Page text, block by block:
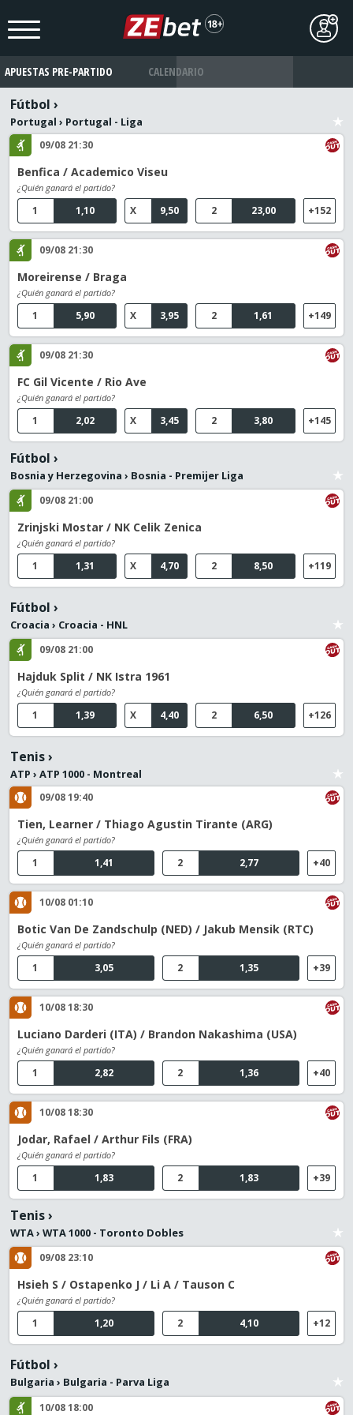
APUESTAS PRE-PARTIDO CALENDARIO
Fútbol ›
Portugal › Portugal - Liga
09/08 21:30
Benfica / Academico Viseu
¿Quién ganará el partido?
1,10
1 9,50
X 23,00
2 +152
09/08 21:30
Moreirense / Braga
¿Quién ganará el partido?
5,90
1 3,95
X 1,61
2 +149
09/08 21:30
FC Gil Vicente / Rio Ave
¿Quién ganará el partido?
2,02
1 3,45
X 3,80
2 +145
Fútbol ›
Bosnia y Herzegovina › Bosnia - Premijer Liga
09/08 21:00
Zrinjski Mostar / NK Celik Zenica
¿Quién ganará el partido?
1,31
1 4,70
X 8,50
2 +119
Fútbol ›
Croacia › Croacia - HNL
09/08 21:00
Hajduk Split / NK Istra 1961
¿Quién ganará el partido?
1,39
1 4,40
X 6,50
2 +126
Tenis›
ATP › ATP 1000 - Montreal
09/08 19:40
Tien, Learner / Thiago Agustin Tirante (ARG)
¿Quién ganará el partido?
1,41
1 2,77
2 +40
10/08 01:10
Botic Van De Zandschulp (NED) / Jakub Mensik (RTC)
¿Quién ganará el partido?
3,05
1 1,35
2 +39
10/08 18:30
Luciano Darderi (ITA) / Brandon Nakashima (USA)
¿Quién ganará el partido?
2,82
1 1,36
2 +40
10/08 18:30
Jodar, Rafael / Arthur Fils (FRA)
¿Quién ganará el partido?
1,83
1 1,83
2 +39
Tenis›
WTA› WTA 1000 - Toronto Dobles
09/08 23:10
Hsieh S / Ostapenko J / Li A / Tauson C
¿Quién ganará el partido?
1,20
1 4,10
2 +12
Fútbol ›
Bulgaria › Bulgaria - Parva Liga
10/08 18:00